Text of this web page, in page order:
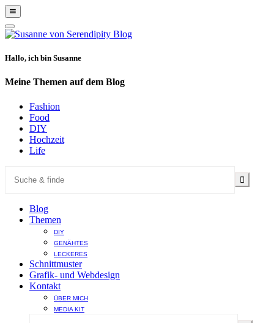
Show
Offscreen
Content
Hide
Offscreen
Hallo, ich bin Susanne
Meine Themen auf dem Blog
Fashion
Food
DIY
Hochzeit
Life
Blog
Themen
DIY
GENÄHTES
LECKERES
Schnittmuster
Grafik- und Webdesign
Kontakt
ÜBER MICH
MEDIA KIT